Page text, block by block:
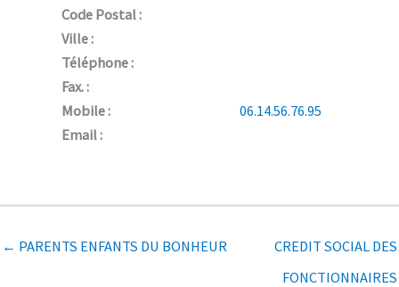
Code Postal :
Ville :
Téléphone :
Fax. :
Mobile :
06.14.56.76.95
Email :
← PARENTS ENFANTS DU BONHEUR
CREDIT SOCIAL DES
FONCTIONNAIRES